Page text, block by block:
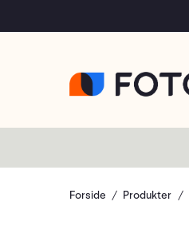
Forside Produkter